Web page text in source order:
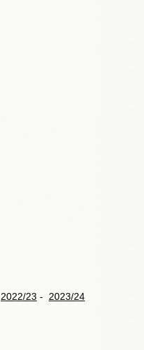
2022/23 - 2023/24